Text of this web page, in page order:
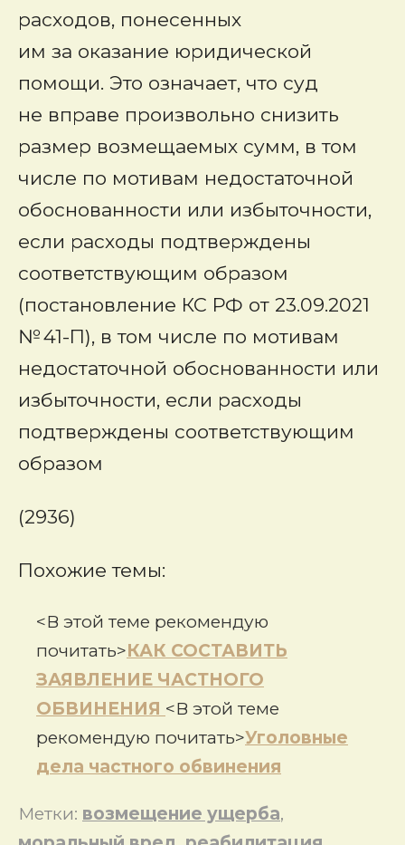
расходов, понесенных
им за оказание юридической
помощи. Это означает, что суд
не вправе произвольно снизить
размер возмещаемых сумм, в том
числе по мотивам недостаточной
обоснованности или избыточности,
если расходы подтверждены
соответствующим образом
(постановление КС РФ от 23.09.2021
№ 41-П), в том числе по мотивам
недостаточной обоснованности или
избыточности, если расходы
подтверждены соответствующим
образом
(2936)
Похожие темы:
<В этой теме рекомендую
почитать>КАК СОСТАВИТЬ
ЗАЯВЛЕНИЕ ЧАСТНОГО
ОБВИНЕНИЯ <В этой теме
рекомендую почитать>Уголовные
дела частного обвинения
Метки: возмещение ущерба,